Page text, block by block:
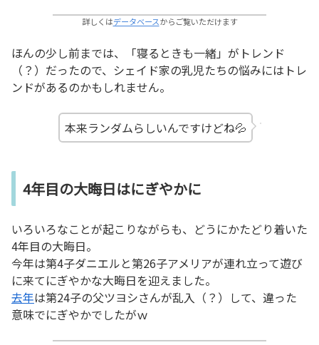
詳しくはデータベースからご覧いただけます
ほんの少し前までは、「寝るときも一緒」がトレンド
（？）だったので、シェイド家の乳児たちの悩みにはトレ
ンドがあるのかもしれません。
本来ランダムらしいんですけどね💦
4年目の大晦日はにぎやかに
いろいろなことが起こりながらも、どうにかたどり着いた
4年目の大晦日。
今年は第4子ダニエルと第26子アメリアが連れ立って遊び
に来てにぎやかな大晦日を迎えました。
去年は第24子の父ツヨシさんが乱入（？）して、違った
意味でにぎやかでしたがｗ